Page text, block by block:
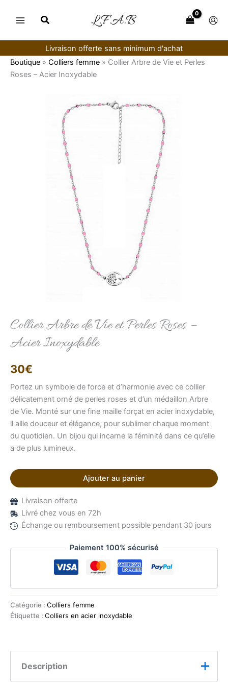
Livraison offerte sans minimum d'achat
Boutique » Colliers femme » Collier Arbre de Vie et Perles
Roses – Acier Inoxydable
Collier Arbre de Vie et Perles Roses –
Acier Inoxydable
30€
Portez un symbole de force et d’harmonie avec ce collier
délicatement orné de perles roses et d’un médaillon Arbre
de Vie. Monté sur une fine maille forçat en acier inoxydable,
il allie douceur et élégance, pour sublimer chaque moment
du quotidien. Un bijou qui incarne la féminité dans ce qu’elle
a de plus lumineux.
Ajouter au panier
Livraison offerte
Livré chez vous en 72h
Échange ou remboursement possible pendant 30 jours
Paiement 100% sécurisé
Catégorie : Colliers femme
Étiquette : Colliers en acier inoxydable
Description
Elise Conseillère LFAB
Bonjour, je suis Élise, votre conseillère virtuelle.